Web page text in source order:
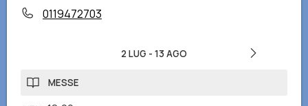
0119472703
2 LUG - 13 AGO
MESSE